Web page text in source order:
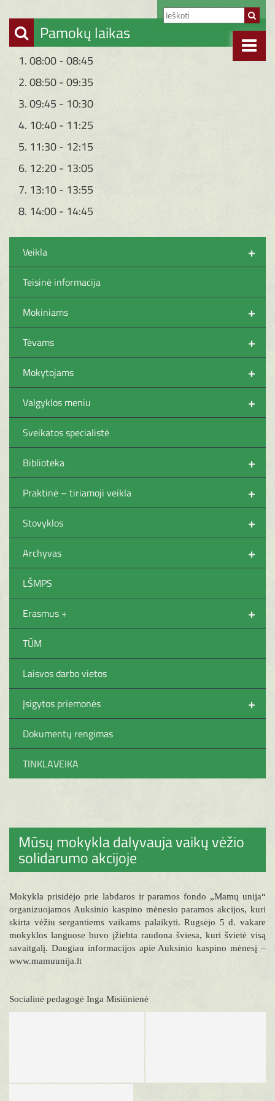
Pamokų laikas
1. 08:00 - 08:45
2. 08:50 - 09:35
3. 09:45 - 10:30
4. 10:40 - 11:25
5. 11:30 - 12:15
6. 12:20 - 13:05
7. 13:10 - 13:55
8. 14:00 - 14:45
+
Veikla
Teisinė informacija
+
Mokiniams
+
Tėvams
+
Mokytojams
+
Valgyklos meniu
Sveikatos specialistė
+
Biblioteka
+
Praktinė – tiriamoji veikla
+
Stovyklos
+
Archyvas
LŠMPS
+
Erasmus +
TŪM
Laisvos darbo vietos
+
Įsigytos priemonės
Dokumentų rengimas
TINKLAVEIKA
Mūsų mokykla dalyvauja vaikų vėžio
solidarumo akcijoje
Mokykla prisidėjo prie labdaros ir paramos fondo „Mamų unija“
organizuojamos Auksinio kaspino mėnesio paramos akcijos, kuri
skirta vėžiu sergantiems vaikams palaikyti. Rugsėjo 5 d. vakare
mokyklos languose buvo įžiebta raudona šviesa, kuri švietė visą
savaitgalį. Daugiau informacijos apie Auksinio kaspino mėnesį –
www.mamuunija.lt
Socialinė pedagogė Inga Misiūnienė